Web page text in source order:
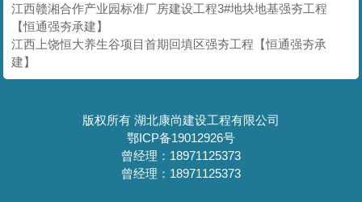
江西赣湘合作产业园标准厂房建设工程3#地块地基强夯工程
【恒通强夯承建】
江西上饶恒大养生谷项目首期回填区强夯工程【恒通强夯承
建】
版权所有 湖北康尚建设工程有限公司
鄂ICP备19012926号
曾经理：18971125373
曾经理：18971125373